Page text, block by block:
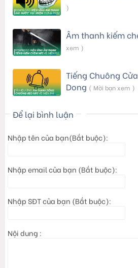
)
Âm thanh kiếm
xem )
Tiếng Chuông
Dong ( Mời bạn xem )
Để lại bình luận
Nhập tên của bạn(Bắt buộc):
Nhập email của bạn (Bắt buộc):
Nhập SĐT của bạn (Bắt buộc):
Nội dung :